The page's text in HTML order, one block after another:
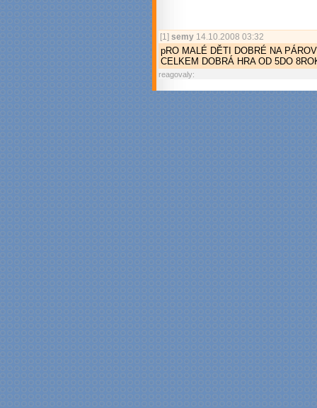
[1] semy 14.10.2008 03:32
pRO MALÉ DĚTI DOBRÉ NA
CELKEM DOBRÁ HRA OD 5DO
reagovaly: